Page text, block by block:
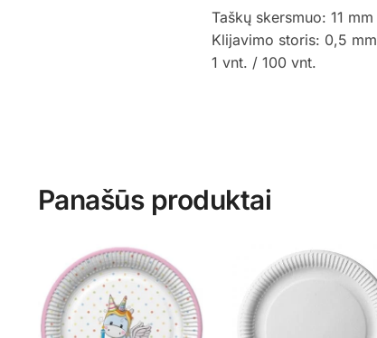
Taškų skersmuo: 11 mm
Klijavimo storis: 0,5 mm
1 vnt. / 100 vnt.
Panašūs produktai